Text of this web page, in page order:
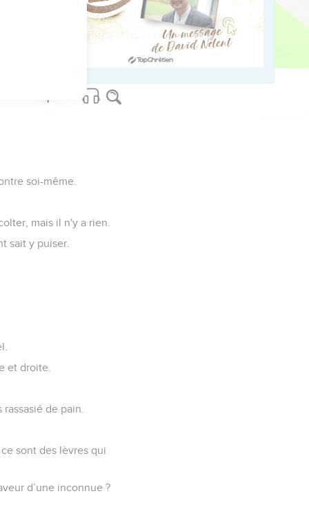
!
soi-même.
mais il n'y a rien.
sait y puiser.
et droite.
de pain.
sont des lèvres qui
d’une inconnue ?